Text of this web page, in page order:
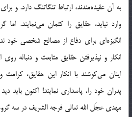
به آن عقیده‌مندند، ارتباط تنگاتنگ دارد. و
وارد نیاید، حقایق را کتمان می‌نمایند.
انگیزه‌ای برای دفاع از مصالح شخصی خود
انکار و نپذیرفتن حقایق متابعت و دنباله
اینان می‌کوشند با انکار این حقایق،
پدران خود را، پاسداری نمایند! اکنون باید
مهدی عجّل الله تعالی فرجه الشریف در سه